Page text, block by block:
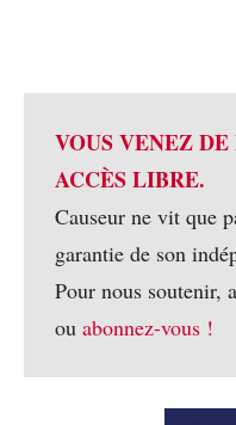
VOUS VENEZ
ACCÈS LIBRE.
Causeur ne vit que
garantie de son
Pour nous soutenir,
ou abonnez-vous !